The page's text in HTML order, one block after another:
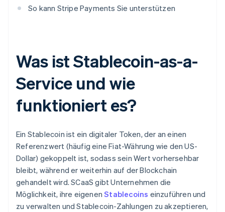
So kann Stripe Payments Sie unterstützen
Was ist Stablecoin-as-a-
Service und wie
funktioniert es?
Ein Stablecoin ist ein digitaler Token, der an einen
Referenzwert (häufig eine Fiat-Währung wie den US-
Dollar) gekoppelt ist, sodass sein Wert vorhersehbar
bleibt, während er weiterhin auf der Blockchain
gehandelt wird. SCaaS gibt Unternehmen die
Möglichkeit, ihre eigenenStablecoins einzuführen und
zu verwalten und Stablecoin-Zahlungen zu akzeptieren,